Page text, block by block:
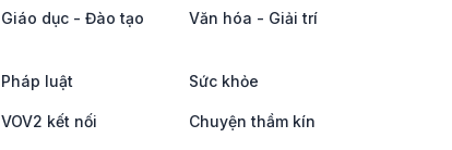
Giáo dục - Đào tạo Văn hóa - Giải trí
Pháp luật Sức khỏe
VOV2 kết nối Chuyện thầm kín